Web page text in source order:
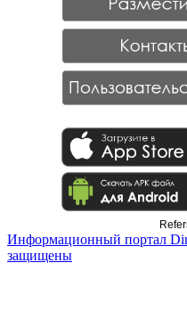
Информационный портал
защищены